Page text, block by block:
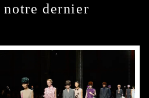
notre dernier